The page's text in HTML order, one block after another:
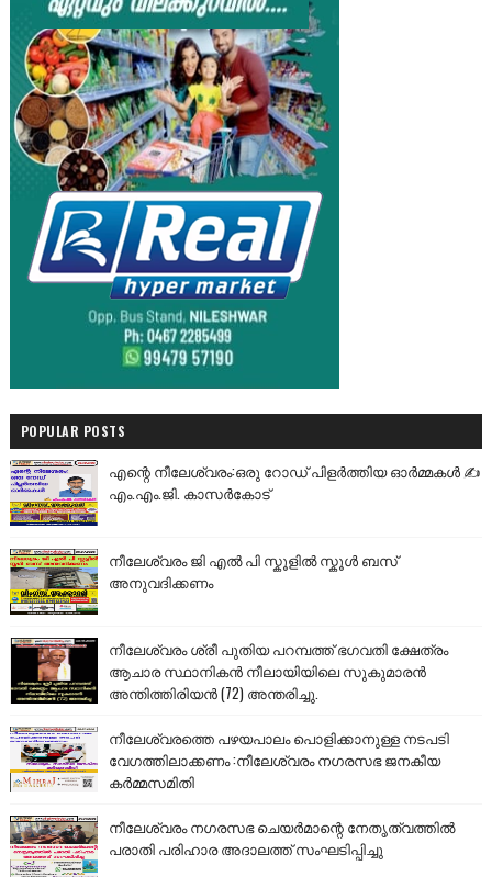
POPULAR POSTS
എന്റെ നീലേശ്വരം:ഒരു റോഡ് പിളർത്തിയ ഓർമ്മകൾ ✍️
എം.എം.ജി. കാസർകോട്
നീലേശ്വരം ജി എൽ പി സ്കൂളിൽ സ്കൂൾ ബസ്
അനുവദിക്കണം
നീലേശ്വരം ശ്രീ പുതിയ പറമ്പത്ത് ഭഗവതി ക്ഷേത്രം
ആചാര സ്ഥാനികൻ നീലായിയിലെ സുകുമാരൻ
അന്തിത്തിരിയൻ (72) അന്തരിച്ചു.
നീലേശ്വരത്തെ പഴയപാലം പൊളിക്കാനുള്ള നടപടി
വേഗത്തിലാക്കണം :നീലേശ്വരം നഗരസഭ ജനകീയ
കർമ്മസമിതി
നീലേശ്വരം നഗരസഭ ചെയർമാന്റെ നേതൃത്വത്തിൽ
പരാതി പരിഹാര അദാലത്ത് സംഘടിപ്പിച്ചു